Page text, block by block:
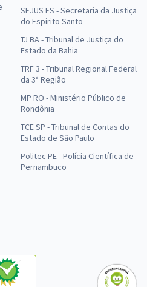
SEJUS ES - Secretaria da Justiça
do Espírito Santo
TJ BA - Tribunal de Justiça do
Estado da Bahia
TRF 3 - Tribunal Regional Federal
da 3ª Região
MP RO - Ministério Público de
Rondônia
TCE SP - Tribunal de Contas do
Estado de São Paulo
Politec PE - Polícia Científica de
Pernambuco